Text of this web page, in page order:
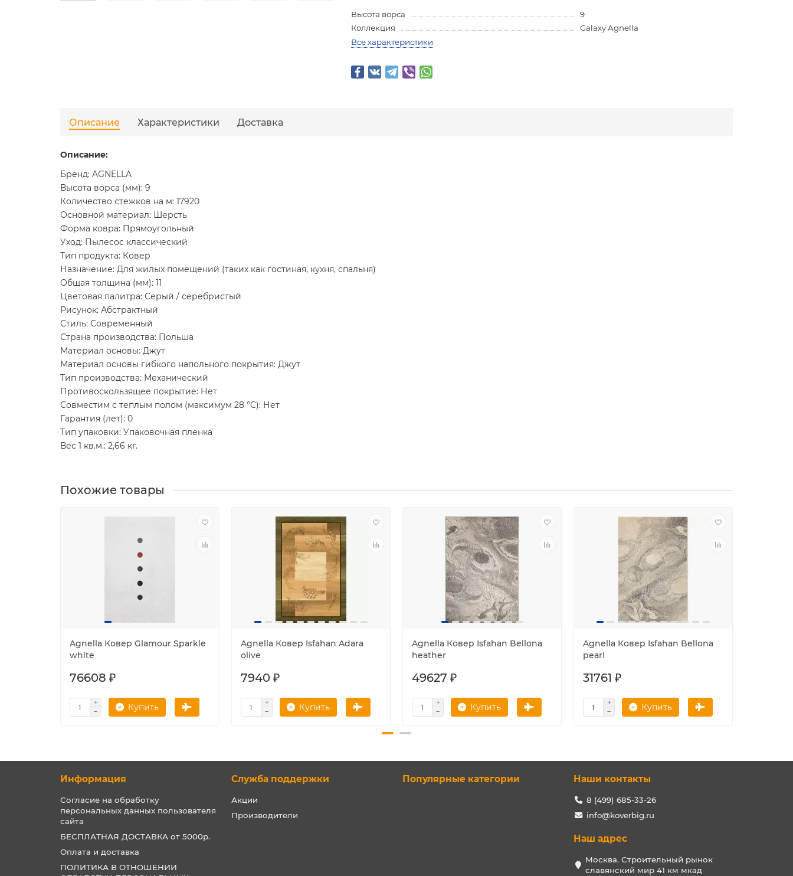
Высота ворса
9
Коллекция
Galaxy Agnella
Все характеристики
Описание Характеристики Доставка
Описание:
Бренд: AGNELLA
Высота ворса (мм): 9
Количество стежков на м: 17920
Основной материал: Шерсть
Форма ковра: Прямоугольный
Уход: Пылесос классический
Тип продукта: Ковер
Назначение: Для жилых помещений (таких как гостиная, кухня, спальня)
Общая толщина (мм): 11
Цветовая палитра: Серый / серебристый
Рисунок: Абстрактный
Стиль: Современный
Страна производства: Польша
Материал основы: Джут
Материал основы гибкого напольного покрытия: Джут
Тип производства: Механический
Противоскользящее покрытие: Нет
Совместим с теплым полом (максимум 28 °C): Нет
Гарантия (лет): 0
Тип упаковки: Упаковочная пленка
Вес 1 кв.м.: 2,66 кг.
Похожие товары
Agnella Ковер Glamour Sparkle
white
76608 ₽
Купить
Agnella Ковер Isfahan Adara
olive
7940 ₽
Купить
Agnella Ковер Isfahan Bellona
heather
49627 ₽
Купить
Agnella Ковер Isfahan Bellona
pearl
31761 ₽
Купить
Информация
Согласие на обработку
персональных данных пользователя
сайта
БЕСПЛАТНАЯ ДОСТАВКА от 5000р.
Оплата и доставка
ПОЛИТИКА В ОТНОШЕНИИ
Служба поддержки
Акции
Производители
Популярные категории Наши контакты
8 (499) 685-33-26
info@koverbig.ru
Наш адрес
Москва. Строительный рынок
славянский мир 41 км мкад